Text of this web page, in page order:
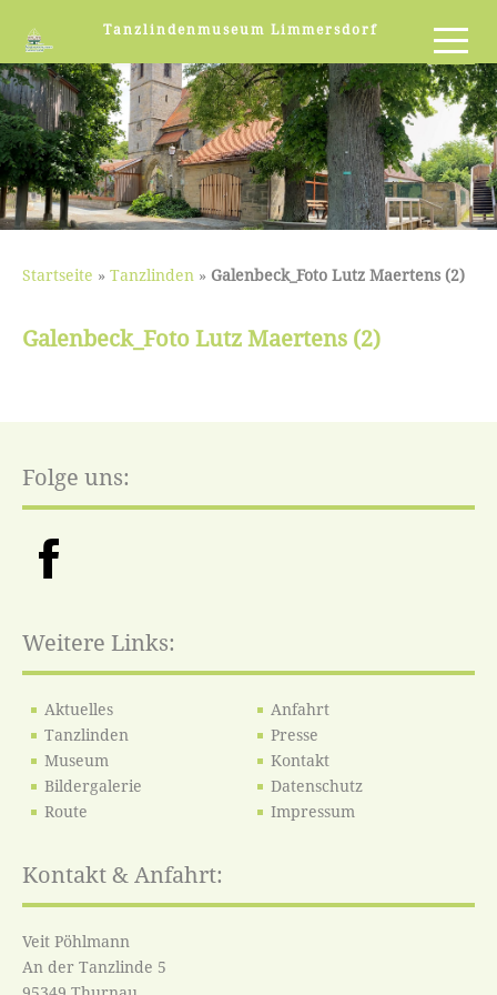
Tanzlindenmuseum Limmersdorf
Startseite » Tanzlinden » Galenbeck_Foto Lutz Maertens (2)
Galenbeck_Foto Lutz Maertens (2)
Folge uns:
Weitere Links:
Aktuelles
Tanzlinden
Museum
Bildergalerie
Route
Anfahrt
Presse
Kontakt
Datenschutz
Impressum
Kontakt & Anfahrt:
Veit Pöhlmann
An der Tanzlinde 5